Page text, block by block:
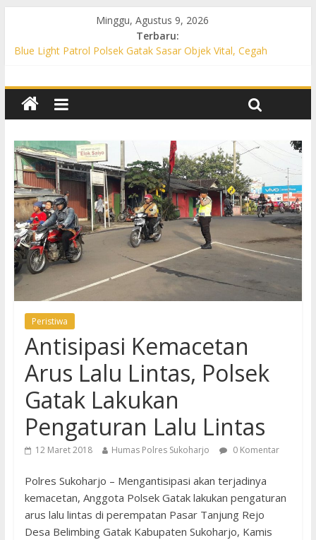
Minggu, Agustus 9, 2026
Terbaru:
Blue Light Patrol Polsek Gatak Sasar Objek Vital, Cegah
Permukiman, Antisipasi 3C dan Gangguan Kamtibmas
Patroli KRYD Polsek Baki Sisir Titik Rawan, Cegah 3C hingga
Patroli Blue Light Polsek Nguter Sasar Perbankan hingga
Permukiman, Antisipasi 3C dan Gangguan Kamtibmas
Blue Light Patrol Polsek Tawangsari Sisir Belasan Desa, Cegah
Kejahatan 3C dan Gangguan Kamtibmas
Peristiwa
Antisipasi Kemacetan
Arus Lalu Lintas, Polsek
Gatak Lakukan
Pengaturan Lalu Lintas
12 Maret 2018 Humas Polres Sukoharjo 0 Komentar
Polres Sukoharjo – Mengantisipasi akan terjadinya
kemacetan, Anggota Polsek Gatak lakukan pengaturan
arus lalu lintas di perempatan Pasar Tanjung Rejo
Desa Belimbing Gatak Kabupaten Sukoharjo, Kamis